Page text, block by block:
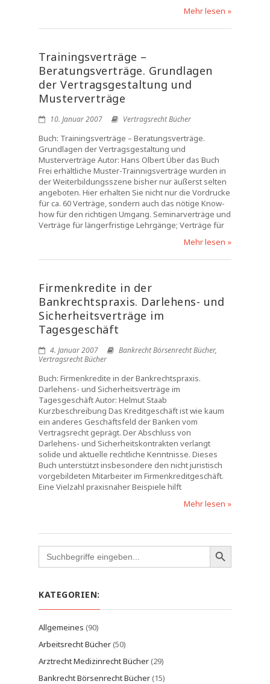
Mehr lesen »
Trainingsverträge –
Beratungsverträge. Grundlagen
der Vertragsgestaltung und
Musterverträge
10. Januar 2007 Vertragsrecht Bücher
Buch: Trainingsverträge – Beratungsverträge.
Grundlagen der Vertragsgestaltung und
Musterverträge Autor: Hans Olbert Über das Buch
Frei erhältliche Muster-Trainnigsverträge wurden in
der Weiterbildungsszene bisher nur äußerst selten
angeboten. Hier erhalten Sie nicht nur die Vordrucke
für ca. 60 Verträge, sondern auch das nötige Know-
how für den richtigen Umgang. Seminarverträge und
Verträge für längerfristige Lehrgänge; Verträge für
Mehr lesen »
Firmenkredite in der
Bankrechtspraxis. Darlehens- und
Sicherheitsverträge im
Tagesgeschäft
4. Januar 2007 Bankrecht Börsenrecht Bücher,
Vertragsrecht Bücher
Buch: Firmenkredite in der Bankrechtspraxis.
Darlehens- und Sicherheitsverträge im
Tagesgeschäft Autor: Helmut Staab
Kurzbeschreibung Das Kreditgeschäft ist wie kaum
ein anderes Geschäftsfeld der Banken vom
Vertragsrecht geprägt. Der Abschluss von
Darlehens- und Sicherheitskontrakten verlangt
solide und aktuelle rechtliche Kenntnisse. Dieses
Buch unterstützt insbesondere den nicht juristisch
vorgebildeten Mitarbeiter im Firmenkreditgeschäft.
Eine Vielzahl praxisnaher Beispiele hilft
Mehr lesen »
Search
for:
KATEGORIEN:
Allgemeines (90)
Arbeitsrecht Bücher(50)
Arztrecht Medizinrecht Bücher(29)
Bankrecht Börsenrecht Bücher(15)